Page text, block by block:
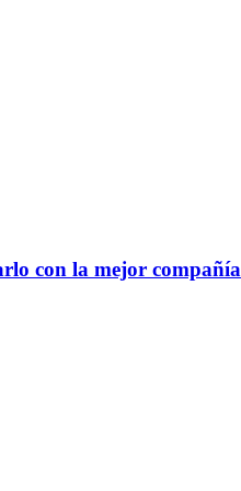
con la mejor compañía